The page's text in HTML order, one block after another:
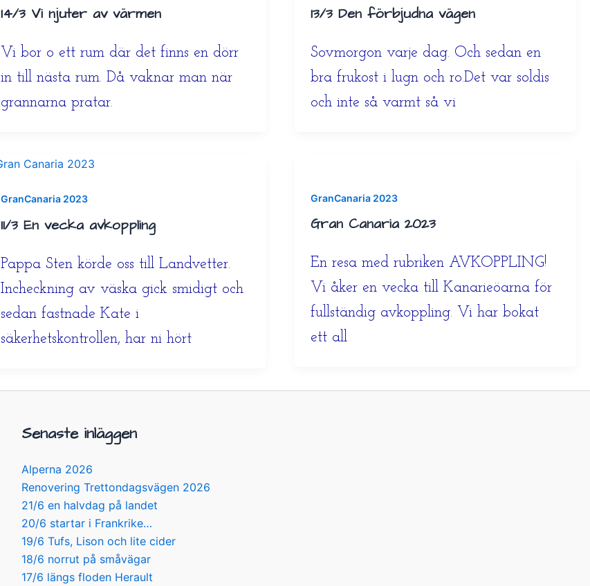
14/3 Vi njuter av värmen
Vi bor o ett rum där det finns en dörr
in till nästa rum. Då vaknar man när
grannarna pratar.
13/3 Den förbjudna vägen
Sovmorgon varje dag. Och sedan en
bra frukost i lugn och ro.Det var soldis
och inte så varmt så vi
GranCanaria 2023
11/3 En vecka avkoppling
Pappa Sten körde oss till Landvetter.
Incheckning av väska gick smidigt och
sedan fastnade Kate i
säkerhetskontrollen, har ni hört
GranCanaria 2023
Gran Canaria 2023
En resa med rubriken AVKOPPLING!
Vi åker en vecka till Kanarieöarna för
fullständig avkoppling. Vi har bokat
ett all
Senaste inläggen
Alperna 2026
Renovering Trettondagsvägen 2026
21/6 en halvdag på landet
20/6 startar i Frankrike…
19/6 Tufs, Lison och lite cider
18/6 norrut på småvägar
17/6 längs floden Herault